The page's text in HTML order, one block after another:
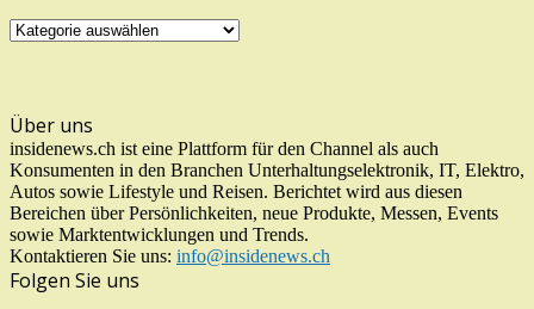
UNSERE
Über uns
insidenews.ch ist eine Plattform für den Channel als auch
Konsumenten in den Branchen Unterhaltungselektronik, IT, Elektro,
Autos sowie Lifestyle und Reisen. Berichtet wird aus diesen
Bereichen über Persönlichkeiten, neue Produkte, Messen, Events
sowie Marktentwicklungen und Trends.
Kontaktieren Sie uns: info@insidenews.ch
Folgen Sie uns